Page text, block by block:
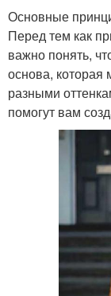
Основные
Перед тем как
важно понять,
основа,
разными
помогут вам